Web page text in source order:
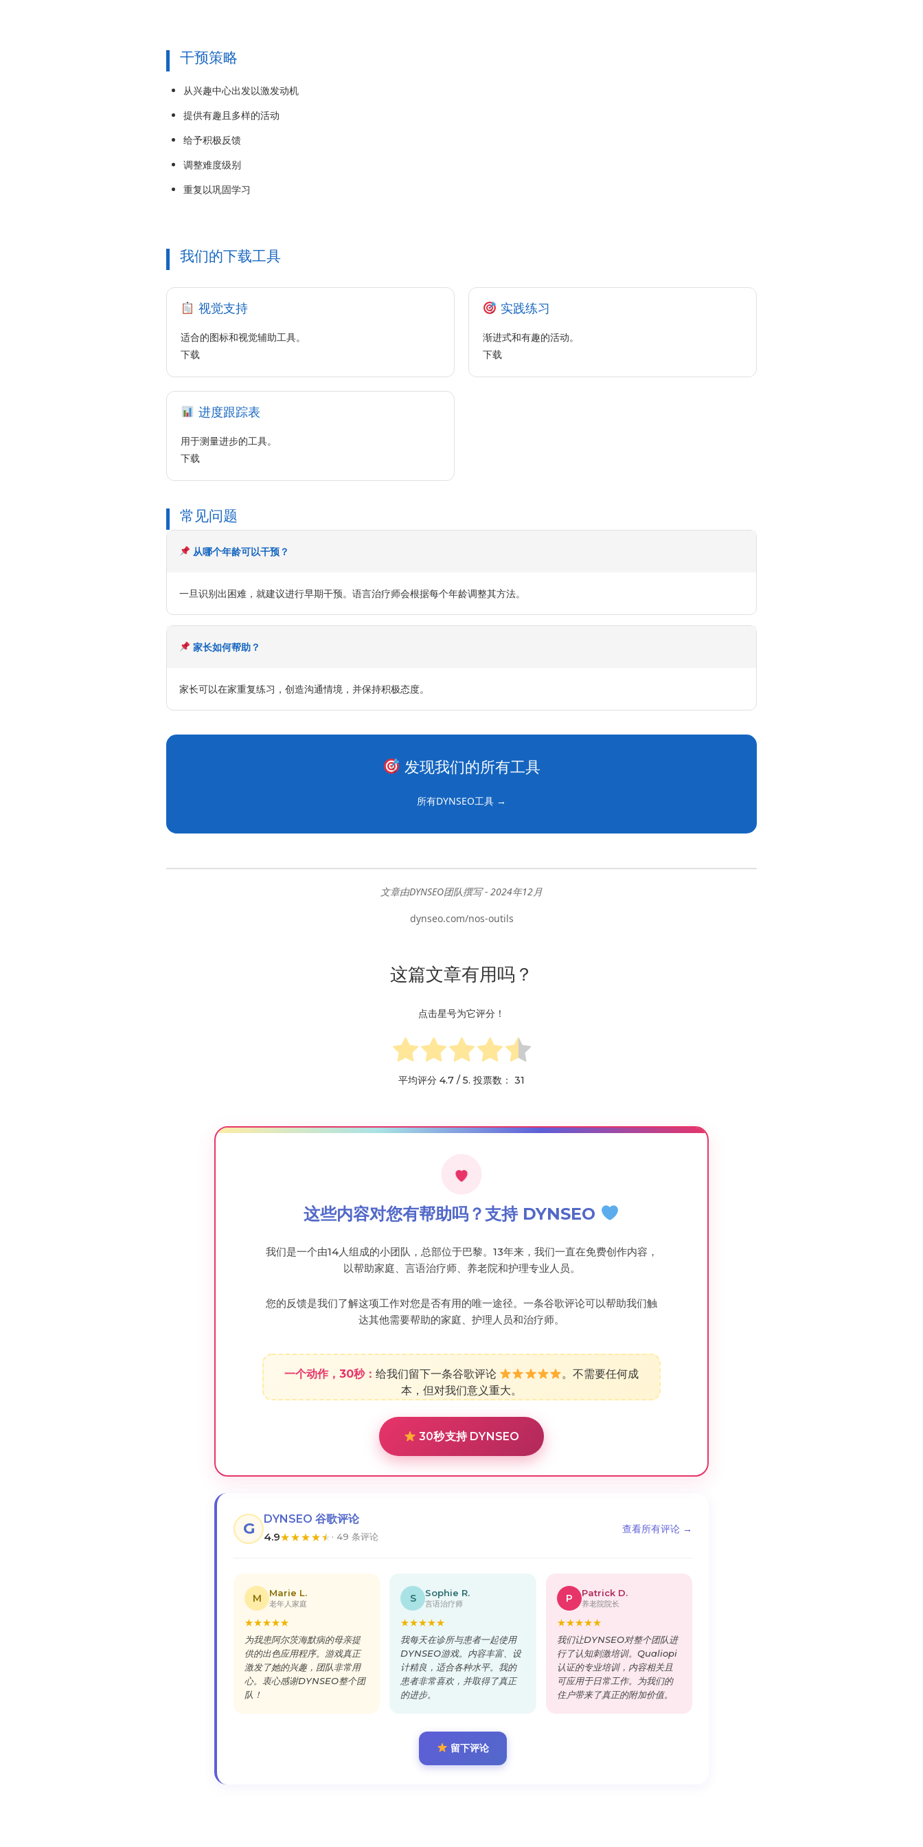
干预策略
从兴趣中心出发以激发动机
提供有趣且多样的活动
给予积极反馈
调整难度级别
重复以巩固学习
我们的下载工具
视觉支持
适合的图标和视觉辅助工具。
下载
实践练习
渐进式和有趣的活动。
下载
进度跟踪表
用于测量进步的工具。
下载
常见问题
从哪个年龄可以干预？
一旦识别出困难，就建议进行早期干预。语言治疗师会根据每个年龄调整其方法。
家长如何帮助？
家长可以在家重复练习，创造沟通情境，并保持积极态度。
发现我们的所有工具
所有DYNSEO工具 →
文章由DYNSEO团队撰写 - 2024年12月
dynseo.com/nos-outils
这篇文章有用吗？
点击星号为它评分！
平均评分 4.7 / 5. 投票数： 31
这些内容对您有帮助吗？支持 DYNSEO
我们是一个由14人组成的小团队，总部位于巴黎。13年来，我们一直在免费创作内容，
以帮助家庭、言语治疗师、养老院和护理专业人员。
您的反馈是我们了解这项工作对您是否有用的唯一途径。一条谷歌评论可以帮助我们触
达其他需要帮助的家庭、护理人员和治疗师。
一个动作，30秒： 给我们留下一条谷歌评论
。不需要任何成
本，但对我们意义重大。
30秒支持 DYNSEO
G
DYNSEO 谷歌评论
4.9★★★★★ · 49 条评论
查看所有评论 →
M Marie L.
老年人家庭
★★★★★
为我患阿尔茨海默病的母亲提
供的出色应用程序。游戏真正
激发了她的兴趣，团队非常用
心。衷心感谢DYNSEO整个团
队！
S Sophie R.
言语治疗师
★★★★★
我每天在诊所与患者一起使用
DYNSEO游戏。内容丰富、设
计精良，适合各种水平。我的
患者非常喜欢，并取得了真正
的进步。
P Patrick D.
养老院院长
★★★★★
我们让DYNSEO对整个团队进
行了认知刺激培训。Qualiopi
认证的专业培训，内容相关且
可应用于日常工作。为我们的
住户带来了真正的附加价值。
留下评论